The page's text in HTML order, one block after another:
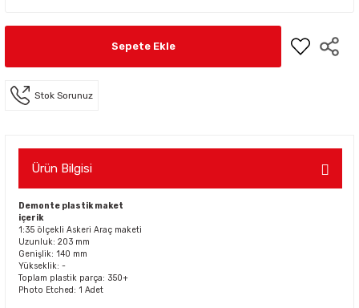
Sepete Ekle
Stok Sorunuz
Ürün Bilgisi
Demonte plastik maket
içerik
1:35 ölçekli Askeri Araç maketi
Uzunluk: 203 mm
Genişlik: 140 mm
Yükseklik: -
Toplam plastik parça: 350+
Photo Etched: 1 Adet